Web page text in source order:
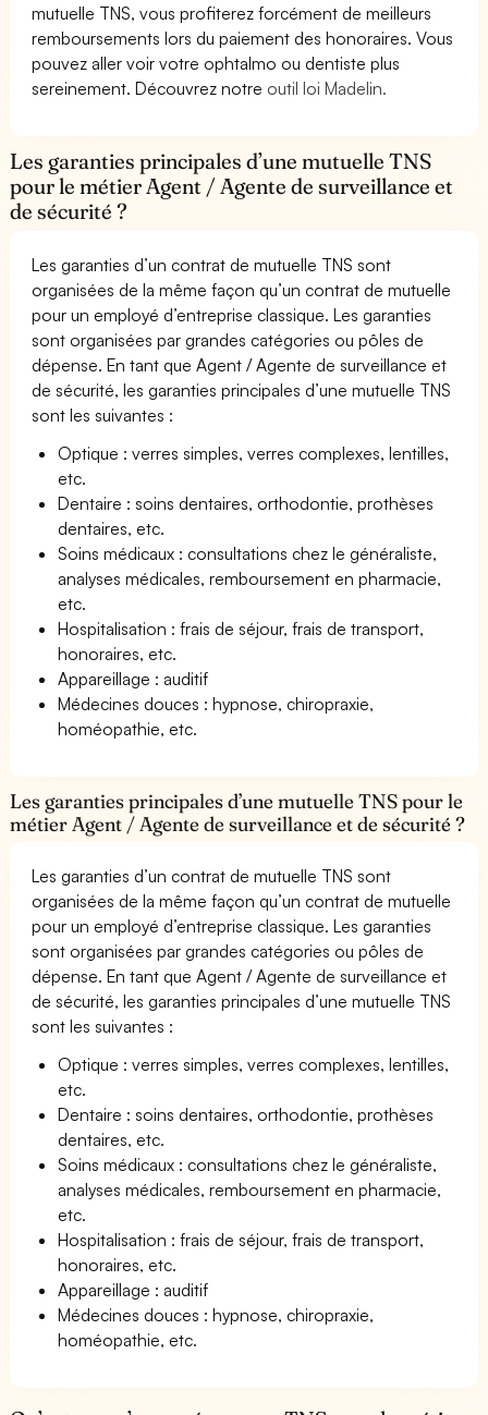
mutuelle TNS, vous profiterez forcément de meilleurs
remboursements lors du paiement des honoraires. Vous
pouvez aller voir votre ophtalmo ou dentiste plus
sereinement. Découvrez notre outil loi Madelin.
Les garanties principales d’une mutuelle TNS
pour le métier Agent / Agente de surveillance et
de sécurité ?
Les garanties d’un contrat de mutuelle TNS sont
organisées de la même façon qu’un contrat de mutuelle
pour un employé d’entreprise classique. Les garanties
sont organisées par grandes catégories ou pôles de
dépense. En tant que Agent / Agente de surveillance et
de sécurité, les garanties principales d’une mutuelle TNS
sont les suivantes :
Optique : verres simples, verres complexes, lentilles,
etc.
Dentaire : soins dentaires, orthodontie, prothèses
dentaires, etc.
Soins médicaux : consultations chez le généraliste,
analyses médicales, remboursement en pharmacie,
etc.
Hospitalisation : frais de séjour, frais de transport,
honoraires, etc.
Appareillage : auditif
Médecines douces : hypnose, chiropraxie,
homéopathie, etc.
Les garanties principales d’une mutuelle TNS pour le
métier Agent / Agente de surveillance et de sécurité ?
Les garanties d’un contrat de mutuelle TNS sont
organisées de la même façon qu’un contrat de mutuelle
pour un employé d’entreprise classique. Les garanties
sont organisées par grandes catégories ou pôles de
dépense. En tant que Agent / Agente de surveillance et
de sécurité, les garanties principales d’une mutuelle TNS
sont les suivantes :
Optique : verres simples, verres complexes, lentilles,
etc.
Dentaire : soins dentaires, orthodontie, prothèses
dentaires, etc.
Soins médicaux : consultations chez le généraliste,
analyses médicales, remboursement en pharmacie,
etc.
Hospitalisation : frais de séjour, frais de transport,
honoraires, etc.
Appareillage : auditif
Médecines douces : hypnose, chiropraxie,
homéopathie, etc.